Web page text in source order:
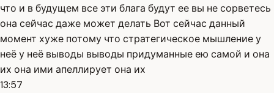
что и в будущем все эти блага будут ее вы не сорветесь
она сейчас даже может делать Вот сейчас данный
момент хуже потому что стратегическое мышление у
неё у неё выводы выводы придуманные ею самой и она
их она ими апеллирует она их
13:57